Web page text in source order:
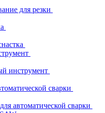
для резки
инструмент
сварки
автоматической сварки